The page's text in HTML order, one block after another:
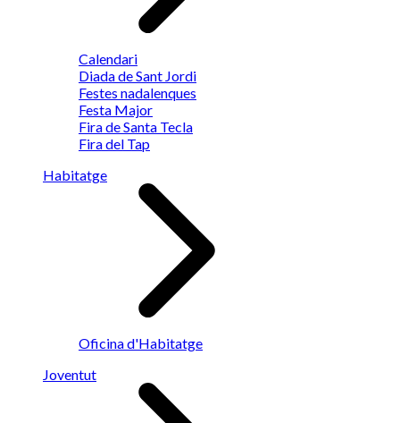
Calendari
Diada de Sant Jordi
Festes nadalenques
Festa Major
Fira de Santa Tecla
Fira del Tap
Habitatge
Oficina d'Habitatge
Joventut